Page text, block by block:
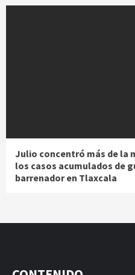
Julio concentró más de la
los casos acumulados de
barrenador en Tlaxcala